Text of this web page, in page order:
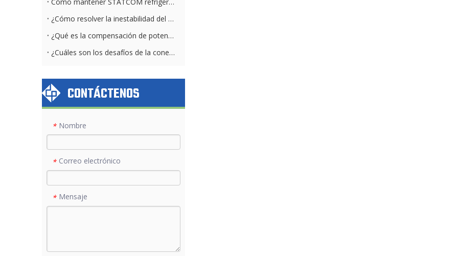
¿Cómo resolver la inestabilidad del voltaje del parque solar?
¿Qué es la compensación de potencia reactiva?
¿Cuáles son los desafíos de la conexión a la red solar?
CONTÁCTENOS
* Nombre
* Correo electrónico
* Mensaje